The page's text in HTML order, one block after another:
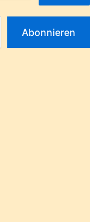
Abonnieren